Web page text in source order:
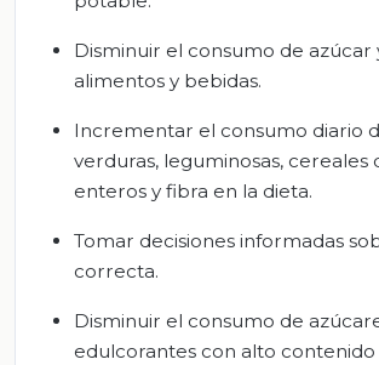
Disminuir el consumo de azúcar
alimentos y bebidas.
Incrementar el consumo diario
verduras, leguminosas, cereales
enteros y fibra en la dieta.
Tomar decisiones informadas
correcta.
Disminuir el consumo de
edulcorantes con alto contenido